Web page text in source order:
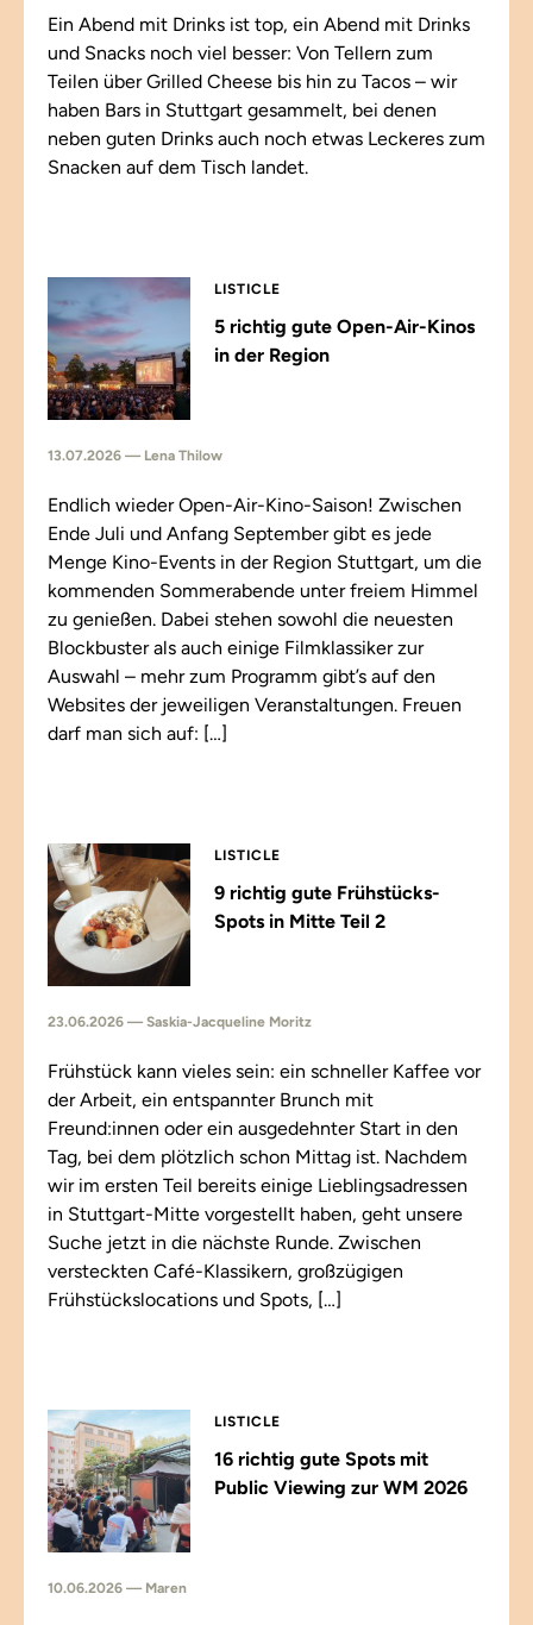
Ein Abend mit Drinks ist top, ein Abend mit Drinks
und Snacks noch viel besser: Von Tellern zum
Teilen über Grilled Cheese bis hin zu Tacos – wir
haben Bars in Stuttgart gesammelt, bei denen
neben guten Drinks auch noch etwas Leckeres zum
Snacken auf dem Tisch landet.
LISTICLE
5 richtig gute Open-Air-Kinos
in der Region
13.07.2026 — Lena Thilow
Endlich wieder Open-Air-Kino-Saison! Zwischen
Ende Juli und Anfang September gibt es jede
Menge Kino-Events in der Region Stuttgart, um die
kommenden Sommerabende unter freiem Himmel
zu genießen. Dabei stehen sowohl die neuesten
Blockbuster als auch einige Filmklassiker zur
Auswahl – mehr zum Programm gibt’s auf den
Websites der jeweiligen Veranstaltungen. Freuen
darf man sich auf: […]
LISTICLE
9 richtig gute Frühstücks-
Spots in Mitte Teil 2
23.06.2026 — Saskia-Jacqueline Moritz
Frühstück kann vieles sein: ein schneller Kaffee vor
der Arbeit, ein entspannter Brunch mit
Freund:innen oder ein ausgedehnter Start in den
Tag, bei dem plötzlich schon Mittag ist. Nachdem
wir im ersten Teil bereits einige Lieblingsadressen
in Stuttgart-Mitte vorgestellt haben, geht unsere
Suche jetzt in die nächste Runde. Zwischen
versteckten Café-Klassikern, großzügigen
Frühstückslocations und Spots, […]
LISTICLE
16 richtig gute Spots mit
Public Viewing zur WM 2026
10.06.2026 — Maren